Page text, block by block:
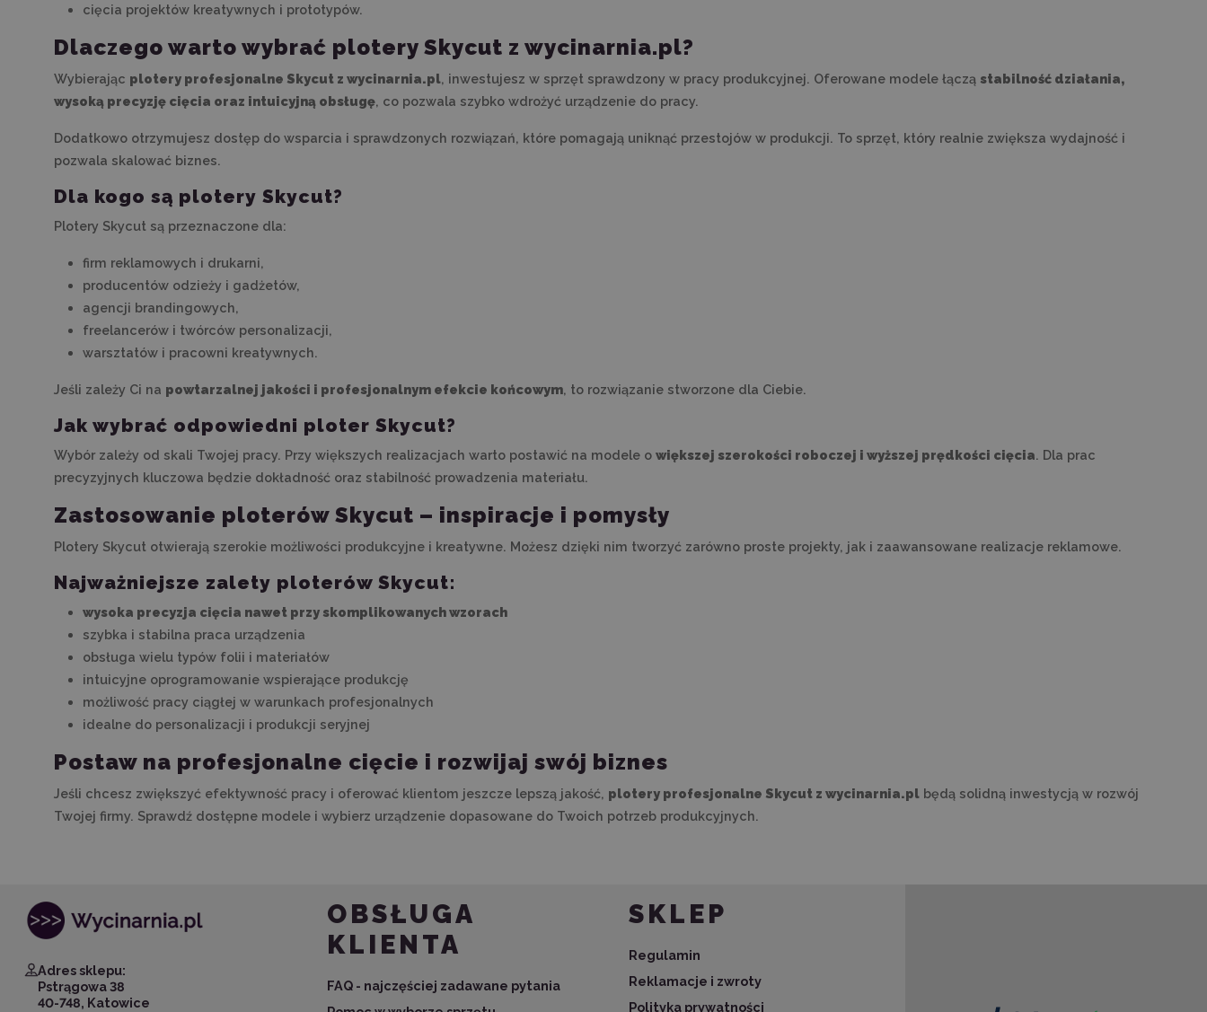
cięcia projektów kreatywnych i prototypów.
Dlaczego warto wybrać plotery Skycut z wycinarnia.pl?
Wybierając plotery profesjonalne Skycut z wycinarnia.pl, inwestujesz w sprzęt sprawdzony w pracy produkcyjnej. Oferowane modele łączą stabilność działania,
wysoką precyzję cięcia oraz intuicyjną obsługę, co pozwala szybko wdrożyć urządzenie do pracy.
Dodatkowo otrzymujesz dostęp do wsparcia i sprawdzonych rozwiązań, które pomagają uniknąć przestojów w produkcji. To sprzęt, który realnie zwiększa wydajność i
pozwala skalować biznes.
Dla kogo są plotery Skycut?
Plotery Skycut są przeznaczone dla:
firm reklamowych i drukarni,
producentów odzieży i gadżetów,
agencji brandingowych,
freelancerów i twórców personalizacji,
warsztatów i pracowni kreatywnych.
Jeśli zależy Ci na powtarzalnej jakości i profesjonalnym efekcie końcowym, to rozwiązanie stworzone dla Ciebie.
Jak wybrać odpowiedni ploter Skycut?
Wybór zależy od skali Twojej pracy. Przy większych realizacjach warto postawić na modele o większej szerokości roboczej i wyższej prędkości cięcia. Dla prac
precyzyjnych kluczowa będzie dokładność oraz stabilność prowadzenia materiału.
Zastosowanie ploterów Skycut – inspiracje i pomysły
Plotery Skycut otwierają szerokie możliwości produkcyjne i kreatywne. Możesz dzięki nim tworzyć zarówno proste projekty, jak i zaawansowane realizacje reklamowe.
Najważniejsze zalety ploterów Skycut:
wysoka precyzja cięcia nawet przy skomplikowanych wzorach
szybka i stabilna praca urządzenia
obsługa wielu typów folii i materiałów
intuicyjne oprogramowanie wspierające produkcję
możliwość pracy ciągłej w warunkach profesjonalnych
idealne do personalizacji i produkcji seryjnej
Postaw na profesjonalne cięcie i rozwijaj swój biznes
Jeśli chcesz zwiększyć efektywność pracy i oferować klientom jeszcze lepszą jakość, plotery profesjonalne Skycut z wycinarnia.pl będą solidną inwestycją w rozwój
Twojej firmy. Sprawdź dostępne modele i wybierz urządzenie dopasowane do Twoich potrzeb produkcyjnych.
Adres sklepu:
Pstrągowa 38
40-748, Katowice
OBSŁUGA
KLIENTA
FAQ - najczęściej zadawane pytania
SKLEP
Regulamin
Reklamacje i zwroty
Polityka prywatności